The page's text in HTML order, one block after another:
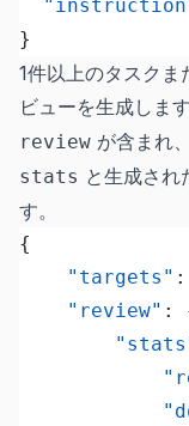
}
1件以上のタスクま
ビューを生成しま
review が含まれ
stats と生成さ
す。
{
	"targets"
	"review"
: